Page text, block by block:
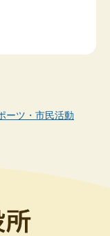
ーツ・市民活動